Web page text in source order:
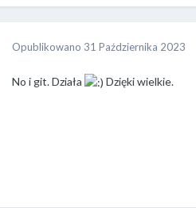
Opublikowano 31 Października 2023
No i git. Działa Dzięki wielkie.